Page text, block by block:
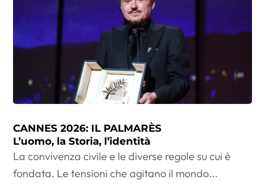
CANNES 2026: IL PALMARÈS
L’uomo, la Storia, l’identità
La convivenza civile e le diverse regole su cui è
fondata. Le tensioni che agitano il mondo...